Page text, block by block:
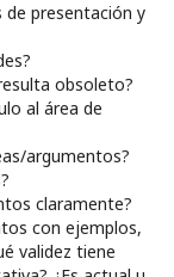
de presentación y
obsoleto?
al área de
argumentos?
claramente?
con ejemplos,
validez tiene